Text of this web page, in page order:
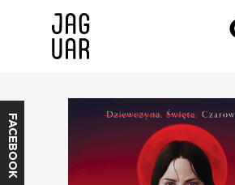
FACEBOOK